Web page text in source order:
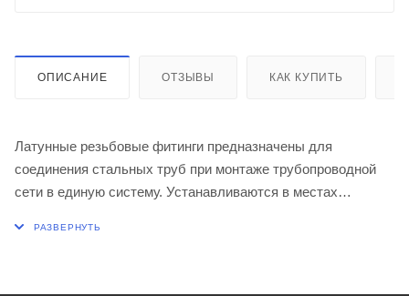
ОПИСАНИЕ ОТЗЫВЫ КАК КУПИТЬ
Латунные резьбовые фитинги предназначены для
соединения стальных труб при монтаже трубопроводной
сети в единую систему. Устанавливаются в местах